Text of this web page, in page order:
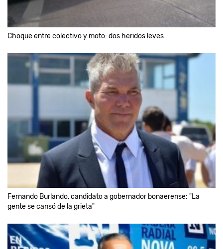
Choque entre colectivo y moto: dos heridos leves
Fernando Burlando, candidato a gobernador bonaerense: "La
gente se cansó de la grieta"